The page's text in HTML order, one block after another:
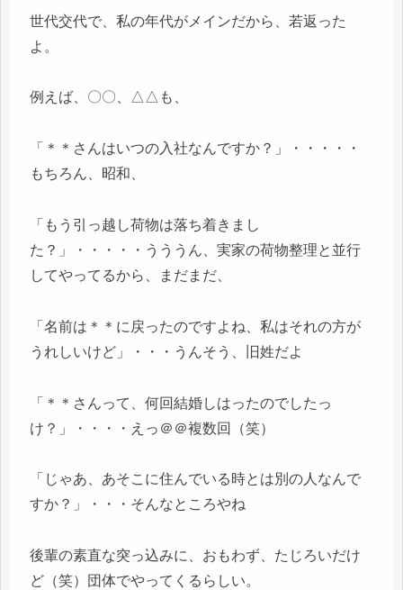
世代交代で、私の年代がメインだから、若返った
よ。
例えば、〇〇、△△も、
「＊＊さんはいつの入社なんですか？」・・・・・
もちろん、昭和、
「もう引っ越し荷物は落ち着きまし
た？」・・・・・うううん、実家の荷物整理と並行
してやってるから、まだまだ、
「名前は＊＊に戻ったのですよね、私はそれの方が
うれしいけど」・・・うんそう、旧姓だよ
「＊＊さんって、何回結婚しはったのでしたっ
け？」・・・・えっ＠＠複数回（笑）
「じゃあ、あそこに住んでいる時とは別の人なんで
すか？」・・・そんなところやね
後輩の素直な突っ込みに、おもわず、たじろいだけ
ど（笑）団体でやってくるらしい。